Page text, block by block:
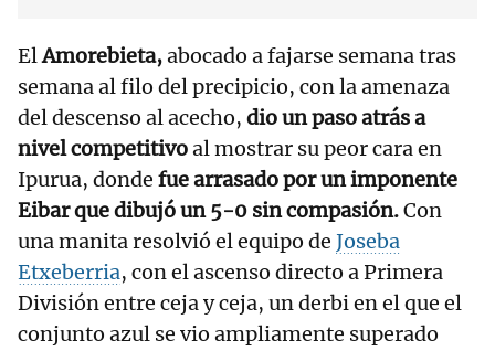
ElAmorebieta,abocado a fajarse semana tras
semana al filo del precipicio, con la amenaza
del descenso al acecho, dio un paso atrás a
nivel competitivoal mostrar su peor cara en
Ipurua, donde fue arrasado por un imponente
Eibar que dibujó un 5-0 sin compasión.Con
una manita resolvió el equipo de Joseba
Etxeberria, con el ascenso directo a Primera
División entre ceja y ceja, un derbi en el que el
conjunto azul se vio ampliamente superado